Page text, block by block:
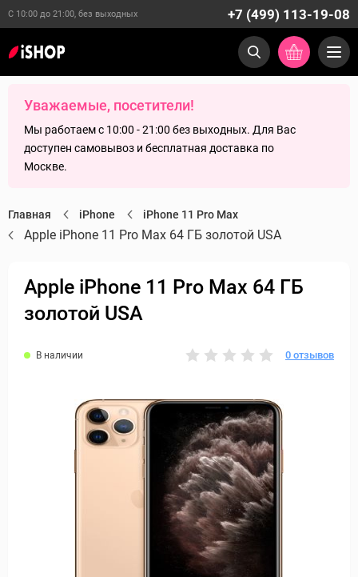
С 10:00 до 21:00, без выходных +7 (499) 113-19-08
Уважаемые, посетители!
Мы работаем с 10:00 - 21:00 без выходных. Для Вас
доступен самовывоз и бесплатная доставка по
Москве.
Главная iPhone iPhone 11 Pro Max
Apple iPhone 11 Pro Max 64 ГБ золотой USA
Apple iPhone 11 Pro Max 64 ГБ
золотой USA
В наличии 0 отзывов